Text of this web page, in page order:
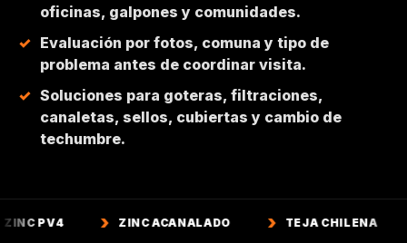
COLINA
CHICUREO
oficinas, galpones y comunidades.
Evaluación por fotos, comuna y tipo de
problema antes de coordinar visita.
Soluciones para goteras, filtraciones,
canaletas, sellos, cubiertas y cambio de
techumbre.
ZINC ACANALADO TEJA CHILENA TEJA